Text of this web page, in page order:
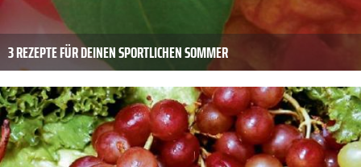
3 REZEPTE FÜR DEINEN SPORTLICHEN SOMMER